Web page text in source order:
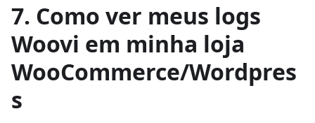
7. Como ver meus logs
Woovi em minha loja
WooCommerce/Wordpres
s